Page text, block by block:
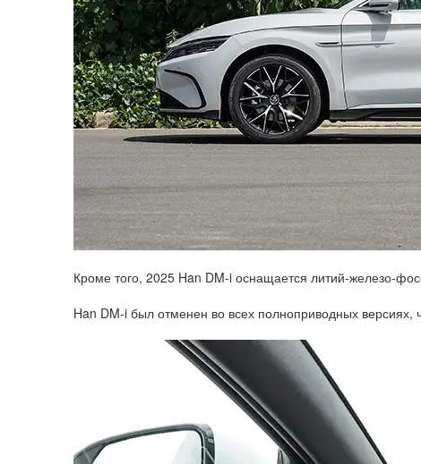
Кроме того, 2025 Han DM-i оснащается литий-железо-
Han DM-i был отменен во всех полноприводных версиях,